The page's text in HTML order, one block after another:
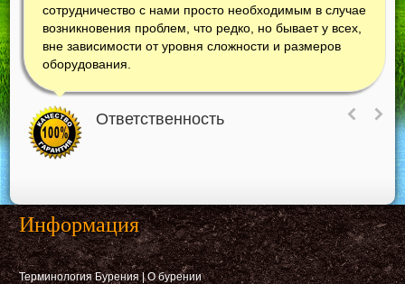
сотрудничество с нами просто необходимым в случае
возникновения проблем, что редко, но бывает у всех,
вне зависимости от уровня сложности и размеров
оборудования.
Ответственность
Информация
Терминология Бурения|О бурении